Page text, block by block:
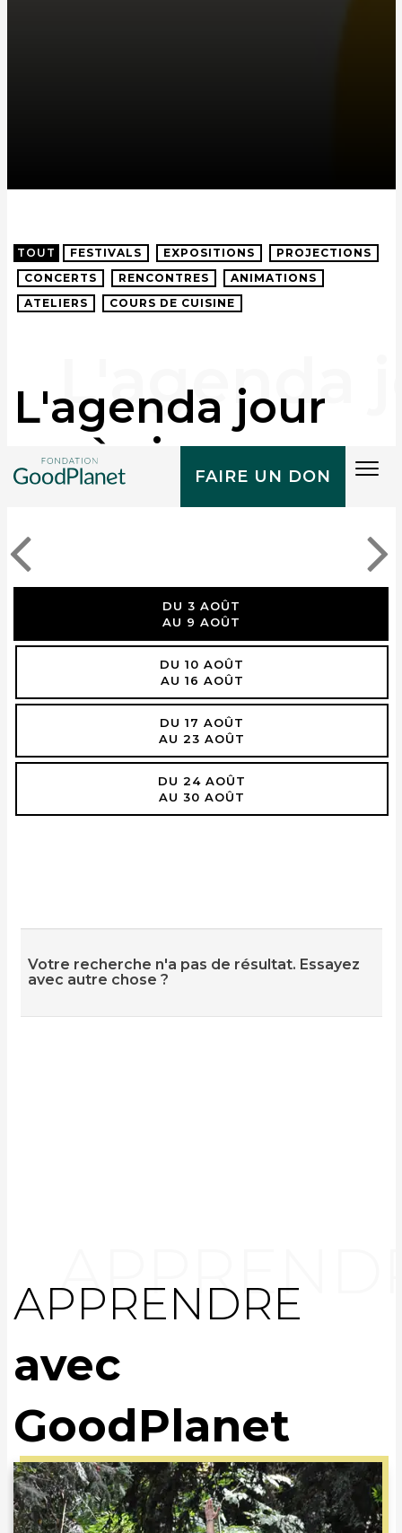
FAIRE UN DON
TOUT FESTIVALS EXPOSITIONS
PROJECTIONS
CONCERTS
RENCONTRES
ANIMATIONS
ATELIERS
COURS DE CUISINE
L'agenda jour
après jour
DU 3 AOÛT
AU 9 AOÛT
DU 10 AOÛT
AU 16 AOÛT
DU 17 AOÛT
AU 23 AOÛT
DU 24 AOÛT
AU 30 AOÛT
Votre recherche n'a pas de résultat. Essayez
avec autre chose ?
APPRENDRE
avec
GoodPlanet